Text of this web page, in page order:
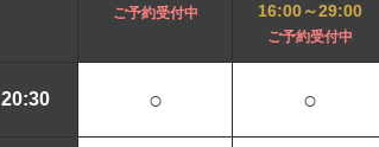
ご予約受付中 16:00～29:00
ご予約受付中
20:30 ○ ○